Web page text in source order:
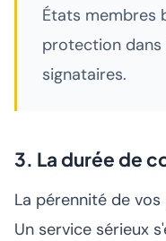
États membres
protection dans
signataires.
3. La durée de
La pérennité de
Un service sérieux